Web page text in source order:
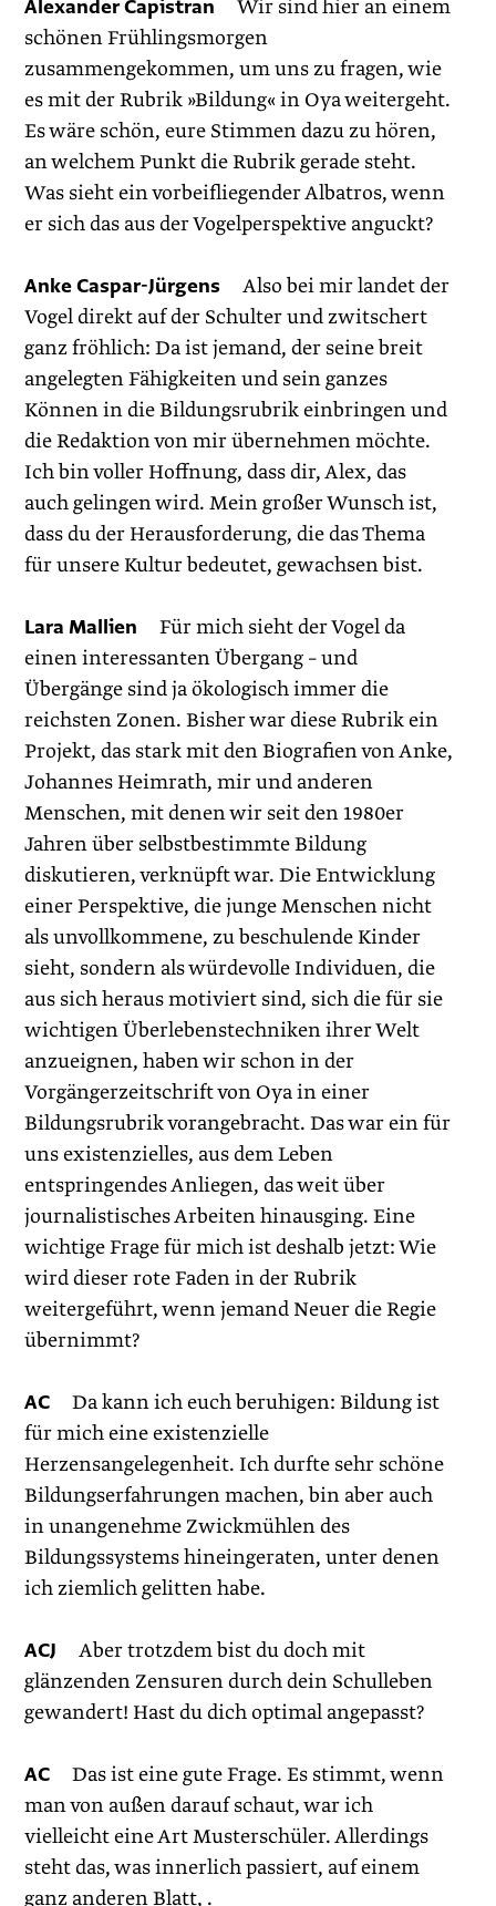
Alexander Capistran Wir sind hier an einem
schönen Frühlingsmorgen
zusammengekommen, um uns zu fragen, wie
es mit der Rubrik »Bildung« in Oya weitergeht.
Es wäre schön, eure Stimmen dazu zu hören,
an welchem Punkt die Rubrik gerade steht.
Was sieht ein vorbeifliegender Albatros, wenn
er sich das aus der Vogelperspektive anguckt?
Anke Caspar-Jürgens Also bei mir landet der
Vogel direkt auf der Schulter und zwitschert
ganz fröhlich: Da ist jemand, der seine breit
angelegten Fähigkeiten und sein ganzes
Können in die Bildungsrubrik einbringen und
die Redaktion von mir übernehmen möchte.
Ich bin voller Hoffnung, dass dir, Alex, das
auch gelingen wird. Mein großer Wunsch ist,
dass du der Herausforderung, die das Thema
für unsere Kultur bedeutet, gewachsen bist.
Lara Mallien Für mich sieht der Vogel da
einen interessanten Übergang – und
Übergänge sind ja ökologisch immer die
reichsten Zonen. Bisher war diese Rubrik ein
Projekt, das stark mit den Biografien von Anke,
Johannes Heimrath, mir und anderen
Menschen, mit denen wir seit den 1980er
Jahren über selbstbestimmte Bildung
diskutieren, verknüpft war. Die Entwicklung
einer Perspek­tive, die junge Menschen nicht
als unvollkommene, zu beschulende Kinder
sieht, sondern als würdevolle Individuen, die
aus sich heraus motiviert sind, sich die für sie
wichtigen Überlebenstechniken ihrer Welt
anzueignen, haben wir schon in der
Vorgängerzeitschrift von Oya in einer
Bildungsrubrik vorangebracht. Das war ein für
uns existenzielles, aus dem Leben
entspringendes Anliegen, das weit über
journalistisches Arbeiten hinausging. Eine
wichtige Frage für mich ist deshalb jetzt: Wie
wird dieser rote Faden in der Rubrik
weitergeführt, wenn jemand Neuer die Regie
übernimmt?
AC Da kann ich euch beruhigen: Bildung ist
für mich eine existenzielle
Herzensangelegenheit. Ich durfte sehr schöne
Bildungs­erfahrungen machen, bin aber auch
in unangenehme Zwickmühlen des
Bildungssystems hineingeraten, unter denen
ich ziemlich gelitten habe.
ACJ Aber trotzdem bist du doch mit
glänzenden Zensuren durch dein Schulleben
gewandert! Hast du dich optimal angepasst?
AC Das ist eine gute Frage. Es stimmt, wenn
man von außen dar­auf schaut, war ich
vielleicht eine Art Musterschüler. Allerdings
steht das, was innerlich passiert, auf einem
ganz anderen Blatt, .